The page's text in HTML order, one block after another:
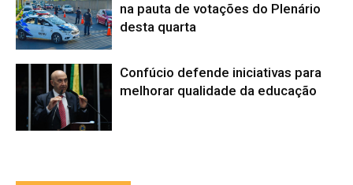
na pauta de votações do Plenário
desta quarta
Confúcio defende iniciativas para
melhorar qualidade da educação